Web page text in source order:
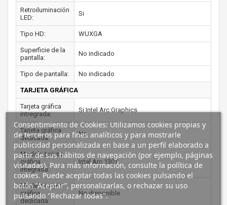
Retroiluminación
LED:
Si
Tipo HD: WUXGA
Superficie de la
pantalla:
No indicado
Tipo de pantalla: No indicado
TARJETA GRÁFICA
Tarjeta gráfica
intregrada:
Si Intel Arc Graphics
Tarjeta gráfica
dedicada:
No
Modelo tarjeta
gráfica
integrada:
Intel Arc 130T
Modelo tarjeta
gráfica
dedicada:
No disponible
Consentimiento de Cookies: Utilizamos cookies propias y
de terceros para fines analíticos y para mostrarle
publicidad personalizada en base a un perfil elaborado a
partir de sus hábitos de navegación (por ejemplo, páginas
visitadas). Para más información, consulte la política de
cookies. Puede aceptar todas las cookies pulsando el
botón “Aceptar”, personalizarlas, o rechazar su uso
pulsando "Rechazar todas".